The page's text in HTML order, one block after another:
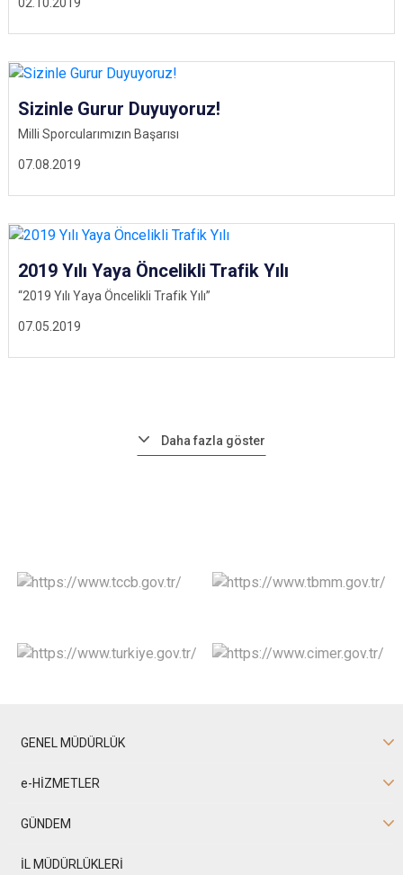
07.08.2019
Sizinle Gurur Duyuyoruz!
Milli Sporcularımızın Başarısı
07.05.2019
2019 Yılı Yaya Öncelikli Trafik Yılı
“2019 Yılı Yaya Öncelikli Trafik Yılı”
Daha fazla göster
GENEL MÜDÜRLÜK
e-HİZMETLER
GÜNDEM
İL MÜDÜRLÜKLERİ